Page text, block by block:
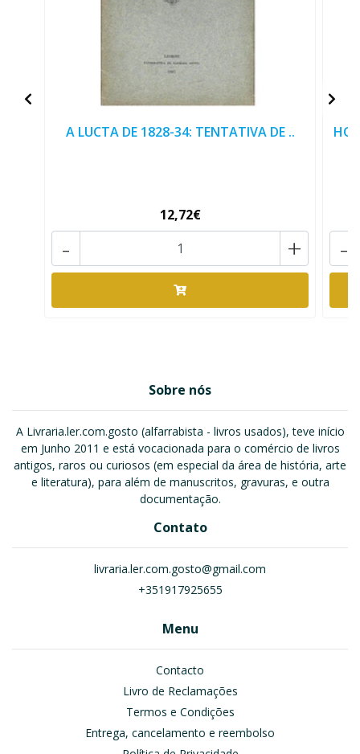
A LUCTA DE 1828-34: TENTATIVA DE ..
12,72€
+
- -
Sobre nós
A Livraria.ler.com.gosto (alfarrabista - livros usados), teve início
em Junho 2011 e está vocacionada para o comércio de livros
antigos, raros ou curiosos (em especial da área de história, arte
e literatura), para além de manuscritos, gravuras, e outra
documentação.
Contato
livraria.ler.com.gosto@gmail.com
+351917925655
Menu
Contacto
Livro de Reclamações
Termos e Condições
Entrega, cancelamento e reembolso